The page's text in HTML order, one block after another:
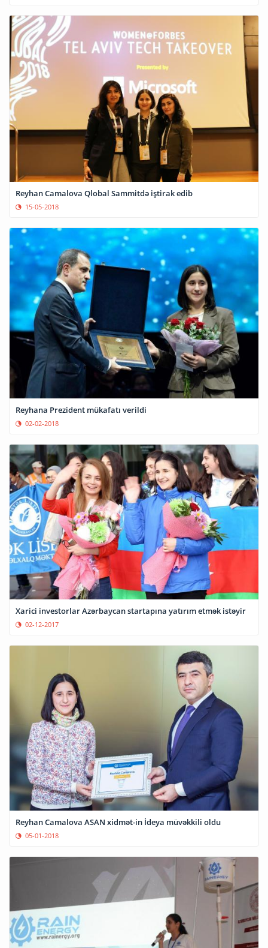
Reyhan Camalova Qlobal Sammitdə iştirak edib
15-05-2018
Reyhana Prezident mükafatı verildi
02-02-2018
Xarici investorlar Azərbaycan startapına yatırım etmək istəyir
02-12-2017
Reyhan Camalova ASAN xidmət-in İdeya müvəkkili oldu
05-01-2018